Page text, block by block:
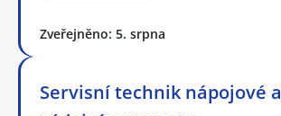
Zveřejněno: 5. srpna
Servisní technik nápojové a